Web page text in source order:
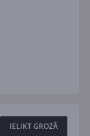
IELIKT GROZĀ